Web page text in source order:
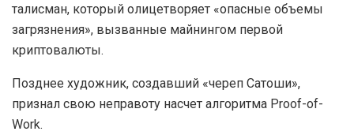
талисман, который олицетворяет «опасные объемы
загрязнения», вызванные майнингом первой
криптовалюты.
Позднее художник, создавший «череп Сатоши»,
признал свою неправоту насчет алгоритма Proof-of-
Work.